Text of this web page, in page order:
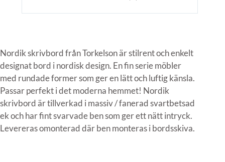
Nordik skrivbord från Torkelson är stilrent och enkelt
designat bord i nordisk design. En fin serie möbler
med rundade former som ger en lätt och luftig känsla.
Passar perfekt i det moderna hemmet! Nordik
skrivbord är tillverkad i massiv / fanerad svartbetsad
ek och har fint svarvade ben som ger ett nätt intryck.
Levereras omonterad där ben monteras i bordsskiva.